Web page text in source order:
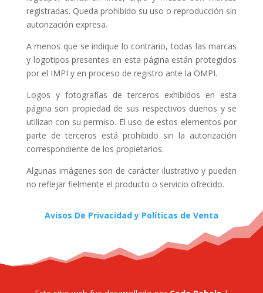
registradas. Queda prohibido su uso o reproducción sin
autorización expresa.
A menos que se indique lo contrario, todas las marcas
y logotipos presentes en esta página están protegidos
por el IMPI y en proceso de registro ante la OMPI.
Logos y fotografías de terceros exhibidos en esta
página son propiedad de sus respectivos dueños y se
utilizan con su permiso. El uso de estos elementos por
parte de terceros está prohibido sin la autorización
correspondiente de los propietarios.
Algunas imágenes son de carácter ilustrativo y pueden
no reflejar fielmente el producto o servicio ofrecido.
Avisos De Privacidad y Políticas de Venta